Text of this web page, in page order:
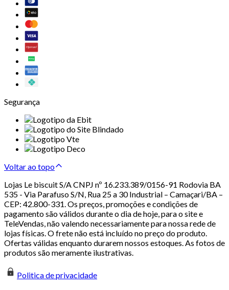
Segurança
Voltar ao topo
Lojas Le biscuit S/A CNPJ nº 16.233.389/0156-91 Rodovia BA
535 - Via Parafuso S/N, Rua 25 a 30 Industrial – Camaçari/BA –
CEP: 42.800-331. Os preços, promoções e condições de
pagamento são válidos durante o dia de hoje, para o site e
TeleVendas, não valendo necessariamente para nossa rede de
lojas físicas. O frete não está incluído no preço do produto.
Ofertas válidas enquanto durarem nossos estoques. As fotos de
produtos são meramente ilustrativas.
Politica de privacidade